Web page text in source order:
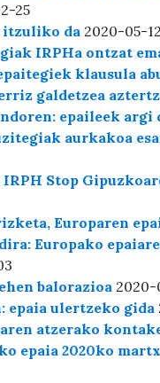
25
itzuliko da 2020-05-12
IRPHa ontzat
klausula
galdetzea
epaileek argi
aurkakoa
Stop
Europaren
Europako
balorazioa
epaia ulertzeko gida
atzerako
epaia 2020ko